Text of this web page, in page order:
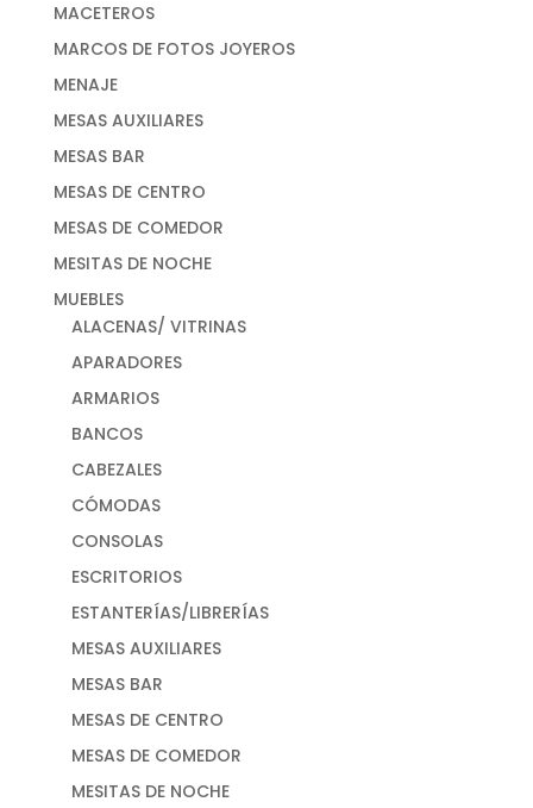
MACETEROS
MARCOS DE FOTOS JOYEROS
MENAJE
MESAS AUXILIARES
MESAS BAR
MESAS DE CENTRO
MESAS DE COMEDOR
MESITAS DE NOCHE
MUEBLES
ALACENAS/ VITRINAS
APARADORES
ARMARIOS
BANCOS
CABEZALES
CÓMODAS
CONSOLAS
ESCRITORIOS
ESTANTERÍAS/LIBRERÍAS
MESAS AUXILIARES
MESAS BAR
MESAS DE CENTRO
MESAS DE COMEDOR
MESITAS DE NOCHE